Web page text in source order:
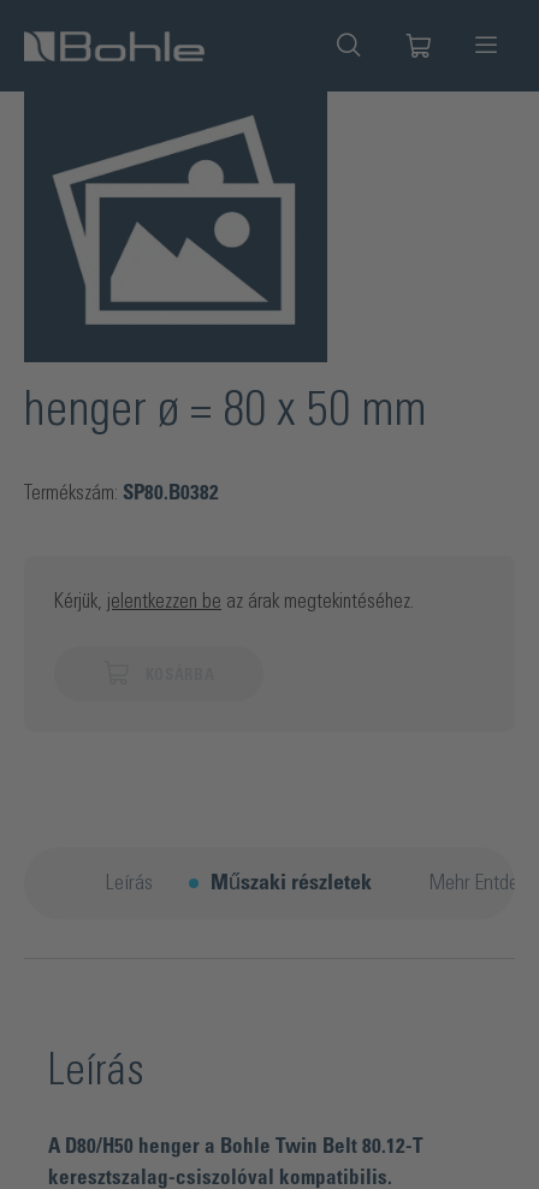
henger ø = 80 x 50 mm
Termékszám: SP80.B0382
Kérjük, jelentkezzen be az árak megtekintéséhez.
Leírás Műszaki részletek Mehr
Leírás
A D80/H50 henger a Bohle Twin Belt 80.12-T
keresztszalag-csiszolóval kompatibilis.